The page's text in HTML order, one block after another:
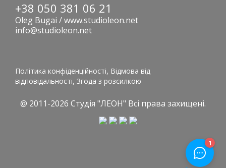
+38 050 381 06 21
Oleg Bugai / www.studioleon.net
info@studioleon.net
Політика конфіденційності, Відмова від
відповідальності, Згода з розсилкою
@ 2011-2026 Студія "ЛЕОН" Всі права захищені.